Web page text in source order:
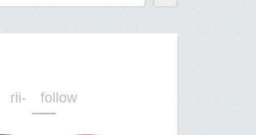
rii- follow